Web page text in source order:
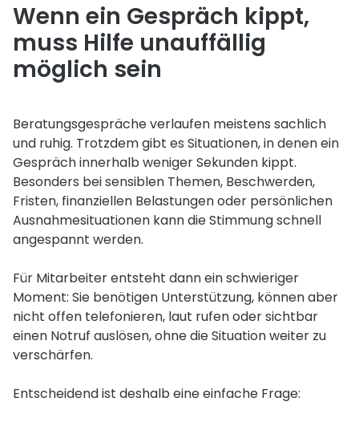
Wenn ein Gespräch kippt,
muss Hilfe unauffällig
möglich sein
Beratungsgespräche verlaufen meistens sachlich
und ruhig. Trotzdem gibt es Situationen, in denen ein
Gespräch innerhalb weniger Sekunden kippt.
Besonders bei sensiblen Themen, Beschwerden,
Fristen, finanziellen Belastungen oder persönlichen
Ausnahmesituationen kann die Stimmung schnell
angespannt werden.
Für Mitarbeiter entsteht dann ein schwieriger
Moment: Sie benötigen Unterstützung, können aber
nicht offen telefonieren, laut rufen oder sichtbar
einen Notruf auslösen, ohne die Situation weiter zu
verschärfen.
Entscheidend ist deshalb eine einfache Frage: